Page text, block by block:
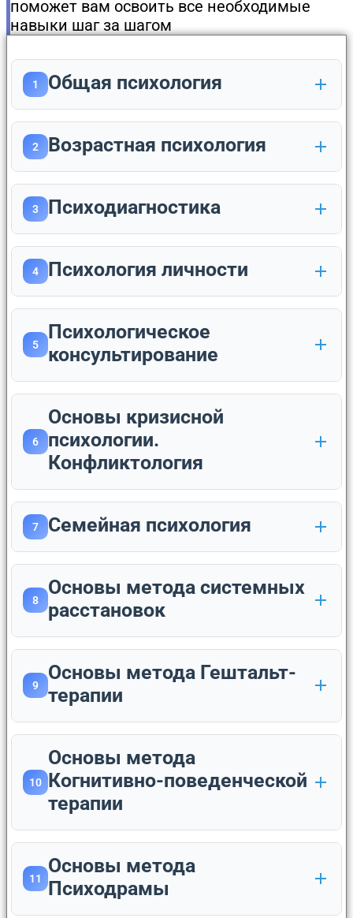
поможет вам освоить все необходимые
навыки шаг за шагом
1 Общая психология
2 Возрастная психология
3 Психодиагностика
4 Психология личности
5
Психологическое
консультирование
6
Основы кризисной
психологии.
Конфликтология
7 Cемейная психология
8
Основы метода системных
расстановок
9
Основы метода Гештальт-
терапии
10
Основы метода
Когнитивно-поведенческой
терапии
11
Основы метода
Психодрамы